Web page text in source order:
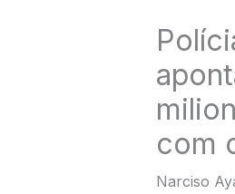
com
Narciso